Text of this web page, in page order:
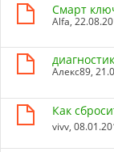
Смарт
Alfa,
Алекс89,
Как
vivv,